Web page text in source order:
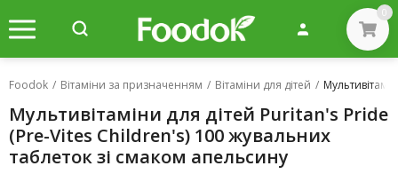
0
Foodok / Вітаміни за призначенням / Вітаміни для дітей /
Мультивітаміни для дітей Puritan's Pride
(Pre-Vites Children's) 100 жувальних
таблеток зі смаком апельсину